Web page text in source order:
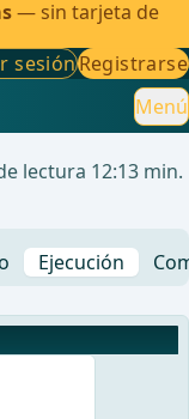
— sin tarjeta de
sesiónRegistrarse
Menú
lectura 12:13 min.
Ejecución